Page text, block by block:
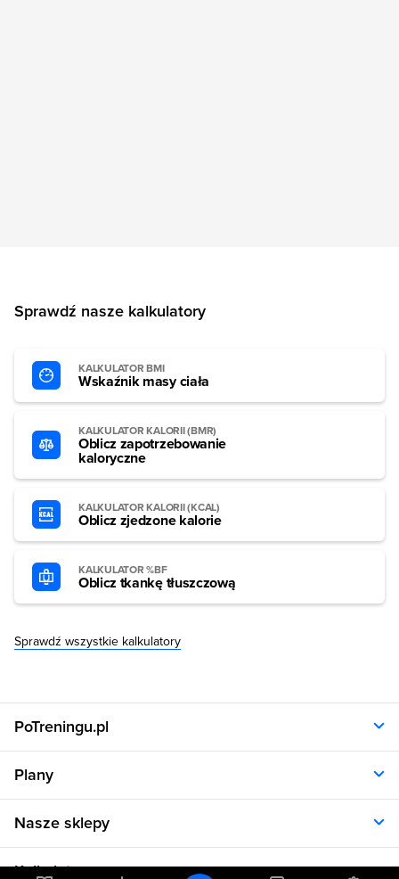
Sprawdź nasze kalkulatory
KALKULATOR BMI
Wskaźnik masy ciała
KALKULATOR KALORII (BMR)
Oblicz zapotrzebowanie
kaloryczne
KALKULATOR KALORII (KCAL)
Oblicz zjedzone kalorie
KALKULATOR %BF
Oblicz tkankę tłuszczową
Sprawdź wszystkie kalkulatory
PoTreningu.pl
Polityka prywatności
Regulamin
RODO
Aplikacja
Dane kontaktowe
Plany
Plany dla kobiet
Plany dla mężczyzn
Plany dietetyczne
Nasze sklepy
Kalkulatory